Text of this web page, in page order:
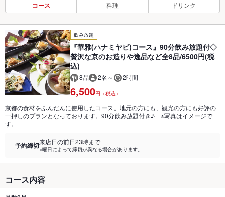
コース 料理 ドリンク
飲み放題
『華雅(ハナミヤビ)コース』90分飲み放題付◇
贅沢な京のお造りや逸品など全8品/6500円(税
込)
8品 2名～ 2時間
6,500円（税込）
京都の食材をふんだんに使用したコース。地元の方にも、観光の方にも好評の
一押しのプランとなっております。90分飲み放題付き♪ ※写真はイメージで
す。
予約締切来店日の前日23時まで
※曜日によって締切が異なる場合があります。
コース内容